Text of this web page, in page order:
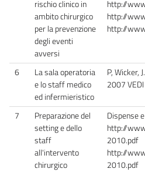
rischio clinico in
ambito chirurgico
per la prevenzione
degli eventi
avversi
http://
http://
http://
6
La sala operatoria
e lo staff medico
ed infermieristico
P, Wicker,
2007
7
Preparazione del
setting e dello
staff
all'intervento
chirurgico
Dispense
http://
2010.pdf
http://
2010.pdf